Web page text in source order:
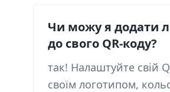
Чи можу я додати
до свого QR-коду?
так! Налаштуйте свій
своїм логотипом,